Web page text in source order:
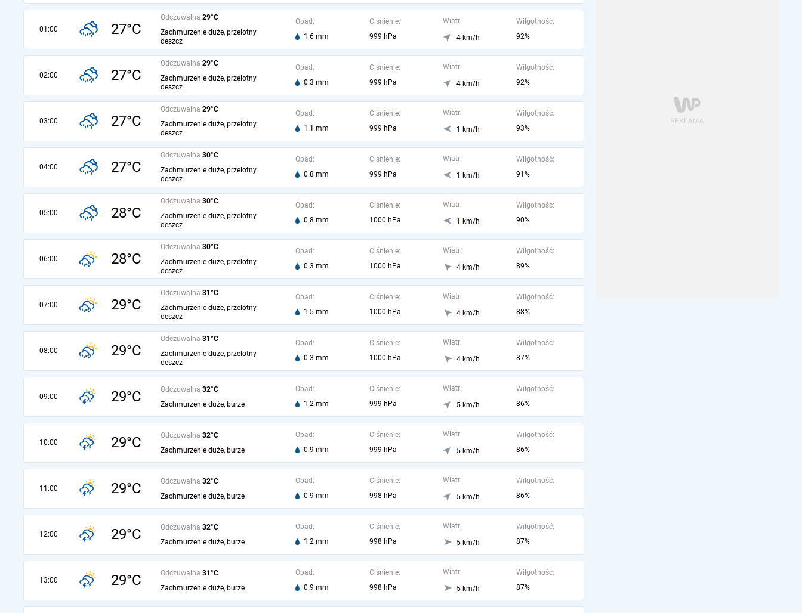
01:00 27°C
Odczuwalna 29°C
Zachmurzenie duże, przelotny
deszcz
Opad:
1.6 mm
Ciśnienie:
999 hPa
Wiatr:
4 km/h
Wilgotność:
92%
02:00 27°C
Odczuwalna 29°C
Zachmurzenie duże, przelotny
deszcz
Opad:
0.3 mm
Ciśnienie:
999 hPa
Wiatr:
4 km/h
Wilgotność:
92%
03:00 27°C
Odczuwalna 29°C
Zachmurzenie duże, przelotny
deszcz
Opad:
1.1 mm
Ciśnienie:
999 hPa
Wiatr:
1 km/h
Wilgotność:
93%
04:00 27°C
Odczuwalna 30°C
Zachmurzenie duże, przelotny
deszcz
Opad:
0.8 mm
Ciśnienie:
999 hPa
Wiatr:
1 km/h
Wilgotność:
91%
05:00 28°C
Odczuwalna 30°C
Zachmurzenie duże, przelotny
deszcz
Opad:
0.8 mm
Ciśnienie:
1000 hPa
Wiatr:
1 km/h
Wilgotność:
90%
06:00 28°C
Odczuwalna 30°C
Zachmurzenie duże, przelotny
deszcz
Opad:
0.3 mm
Ciśnienie:
1000 hPa
Wiatr:
4 km/h
Wilgotność:
89%
07:00 29°C
Odczuwalna 31°C
Zachmurzenie duże, przelotny
deszcz
Opad:
1.5 mm
Ciśnienie:
1000 hPa
Wiatr:
4 km/h
Wilgotność:
88%
08:00 29°C
Odczuwalna 31°C
Zachmurzenie duże, przelotny
deszcz
Opad:
0.3 mm
Ciśnienie:
1000 hPa
Wiatr:
4 km/h
Wilgotność:
87%
09:00 29°C Odczuwalna 32°C
Zachmurzenie duże, burze
Opad:
1.2 mm
Ciśnienie:
999 hPa
Wiatr:
5 km/h
Wilgotność:
86%
10:00 29°C Odczuwalna 32°C
Zachmurzenie duże, burze
Opad:
0.9 mm
Ciśnienie:
999 hPa
Wiatr:
5 km/h
Wilgotność:
86%
11:00 29°C Odczuwalna 32°C
Zachmurzenie duże, burze
Opad:
0.9 mm
Ciśnienie:
998 hPa
Wiatr:
5 km/h
Wilgotność:
86%
12:00 29°C Odczuwalna 32°C
Zachmurzenie duże, burze
Opad:
1.2 mm
Ciśnienie:
998 hPa
Wiatr:
5 km/h
Wilgotność:
87%
13:00 29°C Odczuwalna 31°C
Zachmurzenie duże, burze
Opad:
0.9 mm
Ciśnienie:
998 hPa
Wiatr:
5 km/h
Wilgotność:
87%